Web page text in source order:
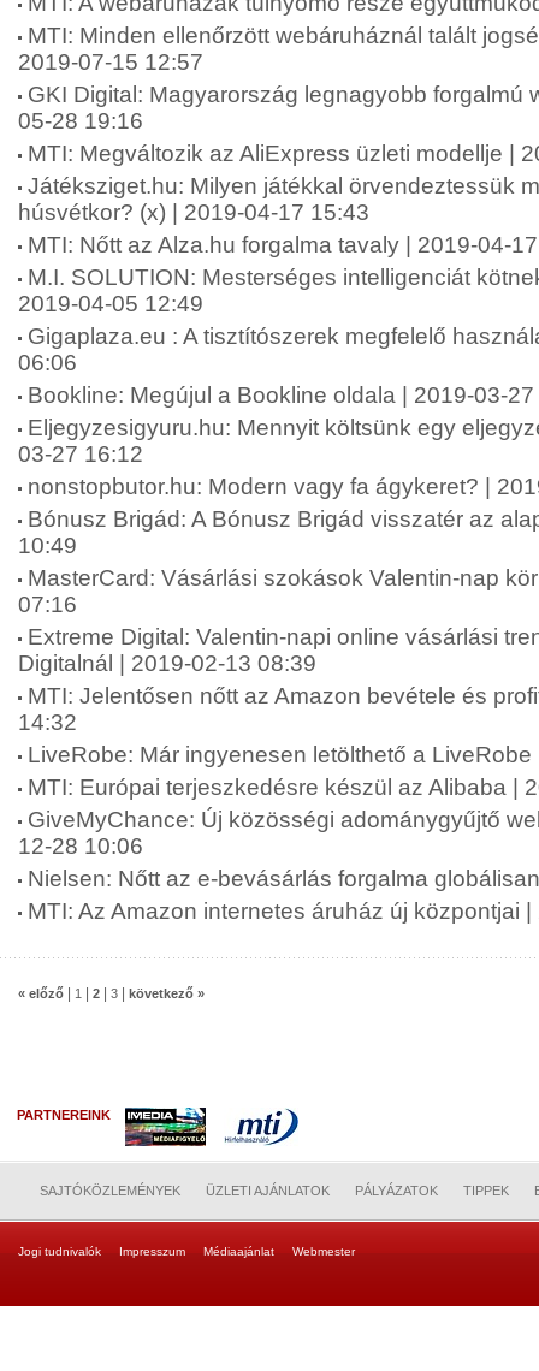
MTI: Minden ellenőrzött webáruháznál talált
2019-07-15 12:57
GKI Digital: Magyarország legnagyobb forgalmú
05-28 19:16
MTI: Megváltozik az AliExpress üzleti modellje |
Játéksziget.hu: Milyen játékkal örvendeztessük
húsvétkor? (x) | 2019-04-17 15:43
MTI: Nőtt az Alza.hu forgalma tavaly | 2019-04-
M.I. SOLUTION: Mesterséges intelligenciát
2019-04-05 12:49
Gigaplaza.eu : A tisztítószerek megfelelő
06:06
Bookline: Megújul a Bookline oldala | 2019-03-
Eljegyzesigyuru.hu: Mennyit költsünk egy
03-27 16:12
nonstopbutor.hu: Modern vagy fa ágykeret? |
Bónusz Brigád: A Bónusz Brigád visszatér az
10:49
MasterCard: Vásárlási szokások Valentin-nap
07:16
Extreme Digital: Valentin-napi online vásárlási
Digitalnál | 2019-02-13 08:39
MTI: Jelentősen nőtt az Amazon bevétele és
14:32
LiveRobe: Már ingyenesen letölthető a
MTI: Európai terjeszkedésre készül az Alibaba |
GiveMyChance: Új közösségi adománygyűjtő
12-28 10:06
Nielsen: Nőtt az e-bevásárlás forgalma
MTI: Az Amazon internetes áruház új központjai
« előző 1 2 3 következő »
PARTNEREINK
SAJTÓKÖZLEMÉNYEK ÜZLETI AJÁNLATOK PÁLYÁZATOK TIPPEK
Jogi tudnivalók Impresszum Médiaajánlat Webmester